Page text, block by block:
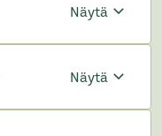
Näytä
Näytä